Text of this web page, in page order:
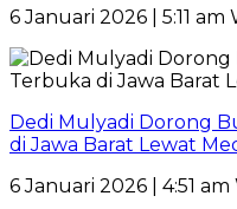
6 Januari 2026 | 5:11 am
Dedi Mulyadi Dorong
di Jawa Barat Lewat
6 Januari 2026 | 4:51 am